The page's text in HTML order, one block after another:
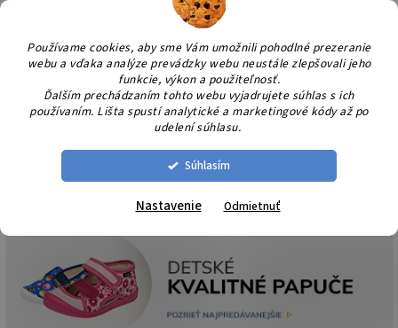
Používame cookies, aby sme Vám umožnili pohodlné prezeranie
webu a vďaka analýze prevádzky webu neustále zlepšovali jeho
funkcie, výkon a použiteľnosť.
Ďalším prechádzaním tohto webu vyjadrujete súhlas s ich
používaním. Lišta spustí analytické a marketingové kódy až po
udelení súhlasu.
Súhlasím
Nastavenie Odmietnuť
Prejsť
obsah